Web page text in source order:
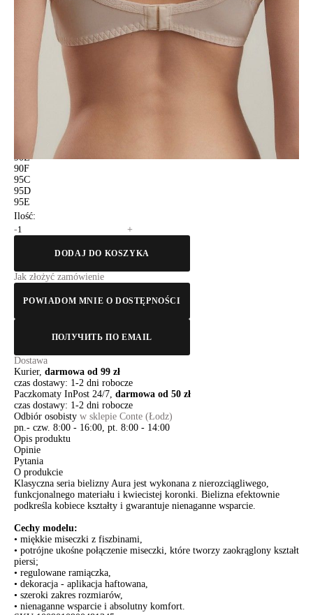
90E
90F
95C
95D
95E
Ilość:
-
+
DODAJ DO KOSZYKA
Jak złożyć zamówienie
POWIADOM MNIE O DOSTĘPNOŚCI
ПОЛУЧИТЬ ПО EMAIL
Dostawa
Kurier, darmowa od 99 zł
czas dostawy: 1-2 dni robocze
Paczkomaty InPost 24/7, darmowa od 50 zł
czas dostawy: 1-2 dni robocze
Odbiór osobisty w sklepie Conte (Łodz)
pn.- czw. 8:00 - 16:00, pt. 8:00 - 14:00
Opis produktu
Opinie
Pytania
O produkcie
Klasyczna seria bielizny Aura jest wykonana z nierozciągliwego,
funkcjonalnego materiału i kwiecistej koronki. Bielizna efektownie
podkreśla kobiece kształty i gwarantuje nienaganne wsparcie.
Cechy modelu:
• miękkie miseczki z fiszbinami,
• potrójne ukośne połączenie miseczki, które tworzy zaokrąglony kształt
piersi;
• regulowane ramiączka,
• dekoracja - aplikacja haftowana,
• szeroki zakres rozmiarów,
• nienaganne wsparcie i absolutny komfort.